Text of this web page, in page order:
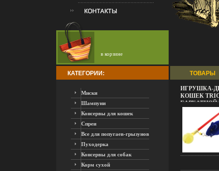
в корзине
КАТЕГОРИИ:
Миски
Шампуни
Консервы для кошек
Спреи
Все для попугаев-грызунов
Пуходерка
Консервы для собак
Корм сухой
ТОВАРЫ
ИГРУШКА-
КОШЕК
ЦВЕТОВ